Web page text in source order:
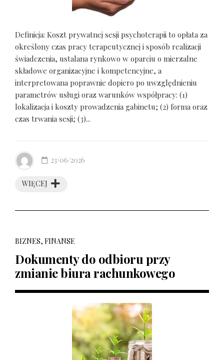
Definicja: Koszt prywatnej sesji psychoterapii to opłata za
określony czas pracy terapeutycznej i sposób realizacji
świadczenia, ustalana rynkowo w oparciu o mierzalne
składowe organizacyjne i kompetencyjne, a
interpretowana poprawnie dopiero po uwzględnieniu
parametrów usługi oraz warunków współpracy: (1)
lokalizacja i koszty prowadzenia gabinetu; (2) forma oraz
czas trwania sesji; (3)...
WIĘCEJ
23/06/2026
BIZNES, FINANSE
Dokumenty do odbioru przy
zmianie biura rachunkowego